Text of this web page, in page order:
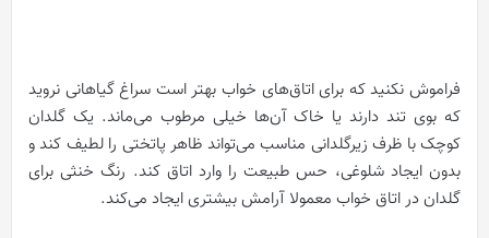
فراموش نکنید که برای اتاق‌های خواب بهتر است سراغ گیاهانی نروید
که بوی تند دارند یا خاک آن‌ها خیلی مرطوب می‌ماند. یک گلدان
کوچک با ظرف زیرگلدانی مناسب می‌تواند ظاهر پاتختی را لطیف کند و
بدون ایجاد شلوغی، حس طبیعت را وارد اتاق کند. رنگ خنثی برای
گلدان در اتاق خواب معمولا آرامش بیشتری ایجاد می‌کند.